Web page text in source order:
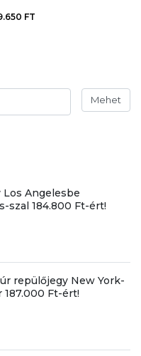
FT
Mehet
Angelesbe
szal 184.800 Ft-ért!
repülőjegy New York-
Ft-ért!